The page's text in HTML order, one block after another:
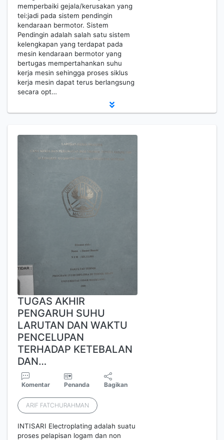
memperbaiki gejala/kerusakan yang
tei:jadi pada sistem pendingin
kendaraan bermotor. Sistem
Pendingin adalah salah satu sistem
kelengkapan yang terdapat pada
mesin kendaraan bermotor yang
bertugas mempertahankan suhu
kerja mesin sehingga proses siklus
kerja mesin dapat terus berlangsung
secara opt…
TUGAS AKHIR
PENGARUH SUHU
LARUTAN DAN WAKTU
PENCELUPAN
TERHADAP KETEBALAN
DAN…
Komentar Penanda Bagikan
ARIF FATCHURAHMAN
INTISARI Electroplating adalah suatu
proses pelapisan logam dan non